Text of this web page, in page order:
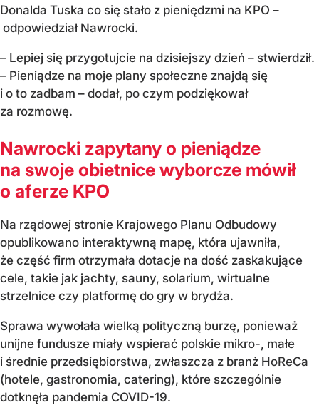
Donalda Tuska co się stało z pieniędzmi na KPO –
odpowiedział Nawrocki.
– Lepiej się przygotujcie na dzisiejszy dzień – stwierdził.
– Pieniądze na moje plany społeczne znajdą się
i o to zadbam – dodał, po czym podziękował
za rozmowę.
Nawrocki zapytany o pieniądze
na swoje obietnice wyborcze mówił
o aferze KPO
Na rządowej stronie Krajowego Planu Odbudowy
opublikowano interaktywną mapę, która ujawniła,
że część firm otrzymała dotacje na dość zaskakujące
cele, takie jak jachty, sauny, solarium, wirtualne
strzelnice czy platformę do gry w brydża.
Sprawa wywołała wielką polityczną burzę, ponieważ
unijne fundusze miały wspierać polskie mikro-, małe
i średnie przedsiębiorstwa, zwłaszcza z branż HoReCa
(hotele, gastronomia, catering), które szczególnie
dotknęła pandemia COVID-19.